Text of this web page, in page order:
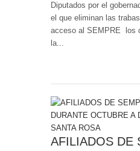
Diputados por el
el que eliminan las
acceso al SEMPRE los
la...
AFILIADOS DE